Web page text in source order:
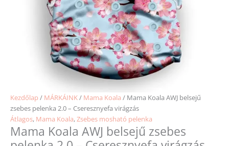
Kezdőlap / MÁRKÁINK/ Mama Koala / Mama Koala AWJ belsejű
zsebes pelenka 2.0 – Cseresznyefa virágzás
Átlagos, Mama Koala,Zsebes mosható pelenka
Mama Koala AWJ belsejű zsebes